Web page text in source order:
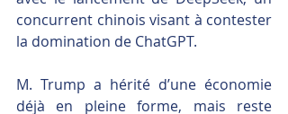
concurrent chinois visant à contester
la domination de ChatGPT.
M. Trump a hérité d’une économie
déjà en pleine forme, mais reste